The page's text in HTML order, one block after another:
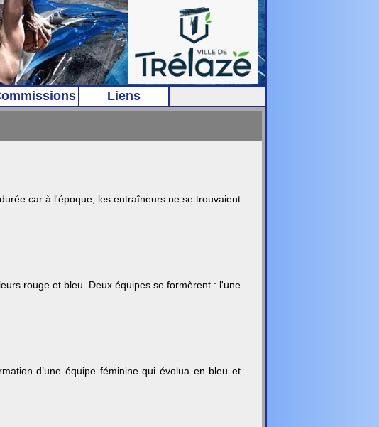
Liens
car à l'époque, les entraîneurs ne se trouvaient
rouge et bleu. Deux équipes se formèrent : l'une
d’une équipe féminine qui évolua en bleu et